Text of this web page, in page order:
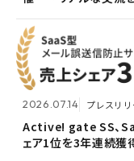
2026.07.14 プレスリリ
Active! gate SS、
ェア1位を3年連続獲
2026.06.18 プレスリ
富山県内7信用金庫
2026.05.13 メンテナン
ホームページ『メン
知らせ
お知らせ